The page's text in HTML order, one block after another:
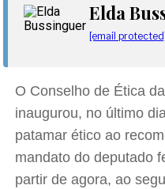
Elda
[email protected]
O Conselho de Ética
inaugurou, no último
patamar ético ao
mandato do deputado
partir de agora, ao